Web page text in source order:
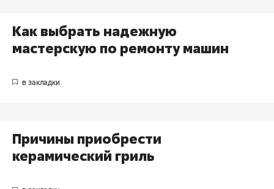
Как выбрать надежную
мастерскую по ремонту машин
Причины приобрести
керамический гриль